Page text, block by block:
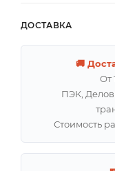
ДОСТАВКА
🚚
От
ПЭК,
Стоимость